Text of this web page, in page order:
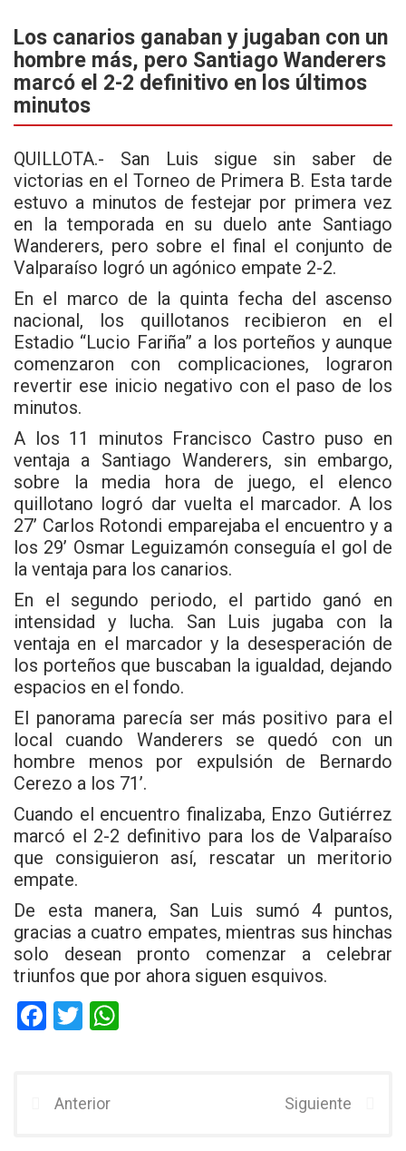
ce
b
o
o
k
tt
er
at
s
A
p
p
Los canarios ganaban y jugaban con un
hombre más, pero Santiago Wanderers
marcó el 2-2 definitivo en los últimos
minutos
QUILLOTA.- San Luis sigue sin saber de
victorias en el Torneo de Primera B. Esta tarde
estuvo a minutos de festejar por primera vez
en la temporada en su duelo ante Santiago
Wanderers, pero sobre el final el conjunto de
Valparaíso logró un agónico empate 2-2.
En el marco de la quinta fecha del ascenso
nacional, los quillotanos recibieron en el
Estadio “Lucio Fariña” a los porteños y aunque
comenzaron con complicaciones, lograron
revertir ese inicio negativo con el paso de los
minutos.
A los 11 minutos Francisco Castro puso en
ventaja a Santiago Wanderers, sin embargo,
sobre la media hora de juego, el elenco
quillotano logró dar vuelta el marcador. A los
27’ Carlos Rotondi emparejaba el encuentro y a
los 29’ Osmar Leguizamón conseguía el gol de
la ventaja para los canarios.
En el segundo periodo, el partido ganó en
intensidad y lucha. San Luis jugaba con la
ventaja en el marcador y la desesperación de
los porteños que buscaban la igualdad, dejando
espacios en el fondo.
El panorama parecía ser más positivo para el
local cuando Wanderers se quedó con un
hombre menos por expulsión de Bernardo
Cerezo a los 71’.
Cuando el encuentro finalizaba, Enzo Gutiérrez
marcó el 2-2 definitivo para los de Valparaíso
que consiguieron así, rescatar un meritorio
empate.
De esta manera, San Luis sumó 4 puntos,
gracias a cuatro empates, mientras sus hinchas
solo desean pronto comenzar a celebrar
triunfos que por ahora siguen esquivos.
F
b
T
er
Anterior Siguiente